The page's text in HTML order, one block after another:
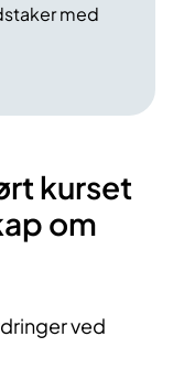
med
kurset
om
ved